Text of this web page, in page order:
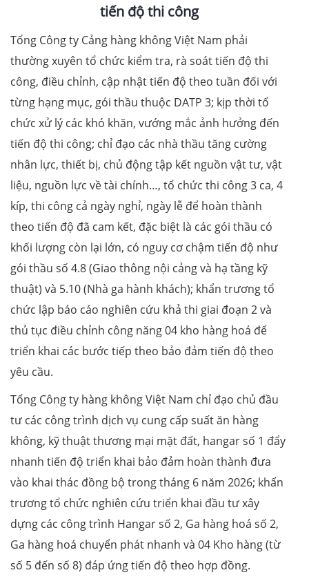
tiến độ thi công
Tổng Công ty Cảng hàng không Việt Nam phải
thường xuyên tổ chức kiểm tra, rà soát tiến độ thi
công, điều chỉnh, cập nhật tiến độ theo tuần đối với
từng hạng mục, gói thầu thuộc DATP 3; kịp thời tổ
chức xử lý các khó khăn, vướng mắc ảnh hưởng đến
tiến độ thi công; chỉ đạo các nhà thầu tăng cường
nhân lực, thiết bị, chủ động tập kết nguồn vật tư, vật
liệu, nguồn lực về tài chính…, tổ chức thi công 3 ca, 4
kíp, thi công cả ngày nghỉ, ngày lễ để hoàn thành
theo tiến độ đã cam kết, đặc biệt là các gói thầu có
khối lượng còn lại lớn, có nguy cơ chậm tiến độ như
gói thầu số 4.8 (Giao thông nội cảng và hạ tầng kỹ
thuật) và 5.10 (Nhà ga hành khách); khẩn trương tổ
chức lập báo cáo nghiên cứu khả thi giai đoạn 2 và
thủ tục điều chỉnh công năng 04 kho hàng hoá để
triển khai các bước tiếp theo bảo đảm tiến độ theo
yêu cầu.
Tổng Công ty hàng không Việt Nam chỉ đạo chủ đầu
tư các công trình dịch vụ cung cấp suất ăn hàng
không, kỹ thuật thương mại mặt đất, hangar số 1 đẩy
nhanh tiến độ triển khai bảo đảm hoàn thành đưa
vào khai thác đồng bộ trong tháng 6 năm 2026; khẩn
trương tổ chức nghiên cứu triển khai đầu tư xây
dựng các công trình Hangar số 2, Ga hàng hoá số 2,
Ga hàng hoá chuyển phát nhanh và 04 Kho hàng (từ
số 5 đến số 8) đáp ứng tiến độ theo hợp đồng.